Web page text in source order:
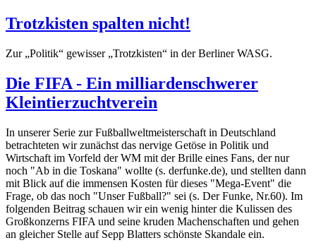
Trotzkisten spalten nicht!
Zur „Politik“ gewisser „Trotzkisten“ in der Berliner WASG.
Die FIFA - Ein milliardenschwerer
Kleintierzuchtverein
In unserer Serie zur Fußballweltmeisterschaft in Deutschland
betrachteten wir zunächst das nervige Getöse in Politik und
Wirtschaft im Vorfeld der WM mit der Brille eines Fans, der nur
noch "Ab in die Toskana" wollte (s. derfunke.de), und stellten dann
mit Blick auf die immensen Kosten für dieses "Mega-Event" die
Frage, ob das noch "Unser Fußball?" sei (s. Der Funke, Nr.60). Im
folgenden Beitrag schauen wir ein wenig hinter die Kulissen des
Großkonzerns FIFA und seine kruden Machenschaften und gehen
an gleicher Stelle auf Sepp Blatters schönste Skandale ein.